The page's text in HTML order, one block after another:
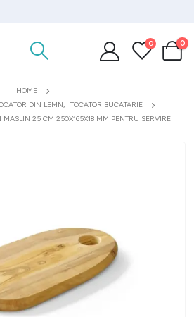
0 0
HOME
DIN LEMN, TOCATOR BUCATARIE
MASLIN 25 CM 250X165X18 MM PENTRU SERVIRE